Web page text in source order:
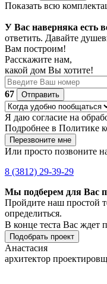
Показать всю
У Вас наверняка есть
ответить. Давайте
Вам построим!
Расскажите нам,
какой дом Вы хотите!
67
Отправить
Я даю согласие на
Подробнее в Политике
Перезвоните мне
Или просто позвоните
8 (3812) 29-39-29
Мы подберем для Вас
Пройдите наш простой
определиться.
В конце теста Вас ждет
Подобрать проект
Анастасия
архитектор